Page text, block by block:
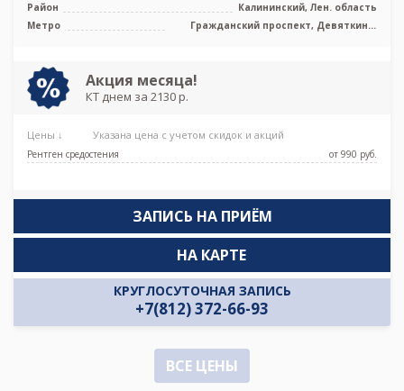
Район
Калининский, Лен. область
Метро
Гражданский проспект, Девяткино,
Акция месяца!
КТ днем за 2130 р.
Цены ↓ Указана цена с учетом скидок и акций
Рентген средостения от 990 pуб.
ЗАПИСЬ НА ПРИЁМ
КРУГЛОСУТОЧНАЯ ЗАПИСЬ
+7(812) 372-66-93
НА КАРТЕ
ВСЕ ЦЕНЫ